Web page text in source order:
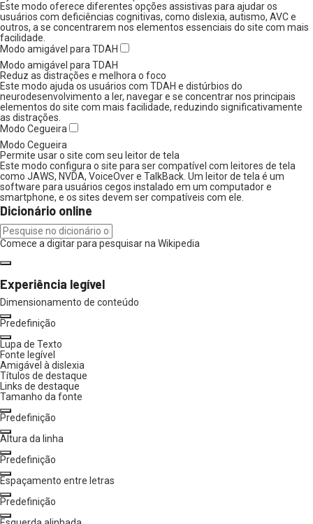
Este modo oferece diferentes opções assistivas para ajudar os
usuários com deficiências cognitivas, como dislexia, autismo, AVC e
outros, a se concentrarem nos elementos essenciais do site com mais
facilidade.
Modo amigável para TDAH
Modo amigável para TDAH
Reduz as distrações e melhora o foco
Este modo ajuda os usuários com TDAH e distúrbios do
neurodesenvolvimento a ler, navegar e se concentrar nos principais
elementos do site com mais facilidade, reduzindo significativamente
as distrações.
Modo Cegueira
Modo Cegueira
Permite usar o site com seu leitor de tela
Este modo configura o site para ser compatível com leitores de tela
como JAWS, NVDA, VoiceOver e TalkBack. Um leitor de tela é um
software para usuários cegos instalado em um computador e
smartphone, e os sites devem ser compatíveis com ele.
Dicionário online
Comece a digitar para pesquisar na Wikipedia
Experiência legível
Dimensionamento de conteúdo
Predefinição
Lupa de Texto
Fonte legível
Amigável à dislexia
Títulos de destaque
Links de destaque
Tamanho da fonte
Predefinição
Altura da linha
Predefinição
Espaçamento entre letras
Predefinição